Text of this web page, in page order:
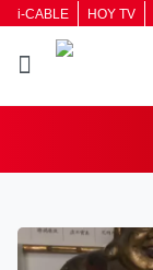
i-CABLE HOY TV